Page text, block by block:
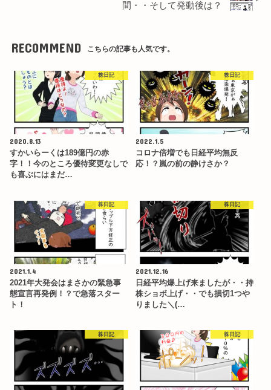
間・・そして発動後は？
RECOMMEND こちらの記事も人気です。
株日記
2020.8.13
すかいらーくは189億円の赤
字！！今のところ優待変更なしで
も喜ぶにはまだ…
株日記
2022.1.5
コロナ倍増でも日経平均無反
応！？嵐の前の静けさか？
株日記
2021.1.4
2021年大発会はまさかの緊急事
態宣言再発例！？で急落スター
ト！
株日記
2021.12.16
日経平均爆上げ来ましたが・・持
株ショボ上げ・・でも損切1つや
りました＼(…
株日記 株日記